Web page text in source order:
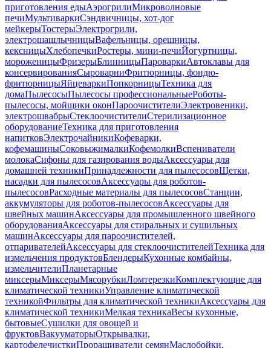
приготовления едыАэрогрилиМикроволновые
печиМультиваркиСэндвичницы, хот-дог
мейкерыТостерыЭлектрогрили,
электрошашлычницыВафельницы, орешницы,
кексницыХлебопечкиРостеры, мини-печиЙогуртницы,
мороженицыФризерыБлинницыПароваркиАвтоклавы для
консервированияСыроварниФритюрницы, фондю-
фритюрницыЯйцеваркиПопкорницыТехника для
домаПылесосыПылесосы профессиональныеРоботы-
пылесосы, мойщики оконПароочистителиЭлектровеники,
электрошвабрыСтеклоочистителиСтерилизационное
оборудованиеТехника для приготовления
напитковЭлектрочайникиКофеварки,
кофемашиныСоковыжималкиКофемолкиВспениватели
молокаСифоны для газирования водыАксессуары для
домашней техникиПринадлежности для пылесосовЩетки,
насадки для пылесосовАксессуары для роботов-
пылесосовРасходные материалы для пылесосовСтанции,
аккумуляторы для роботов-пылесосовАксессуары для
швейных машинАксессуары для промышленного швейного
оборудованияАксессуары для стиральных и сушильных
машинАксессуары для пароочистителей,
отпаривателейАксессуары для стеклоочистителейТехника для
измельчения продуктовБлендерыКухонные комбайны,
измельчителиПланетарные
миксерыМиксерыМясорубкиЛомтерезкиКомплектующие для
климатической техникиУправление климатической
техникойФильтры для климатической техникиАксессуары для
климатической техникиМелкая техникаВесы кухонные,
бытовыеСушилки для овощей и
фруктовВакууматорыОткрывалки,
картофелечисткиПроращиватели семянМаслобойки,